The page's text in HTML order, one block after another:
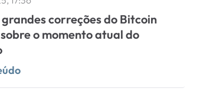
grandes correções do Bitcoin
o momento atual do